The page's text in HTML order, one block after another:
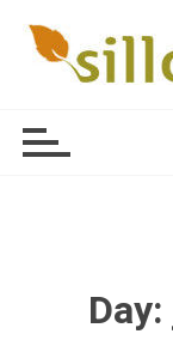
Day: